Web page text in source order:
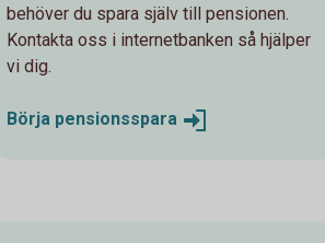
behöver du spara själv till pensionen.
Kontakta oss i internetbanken så hjälper
vi dig.
Börja pensionsspara